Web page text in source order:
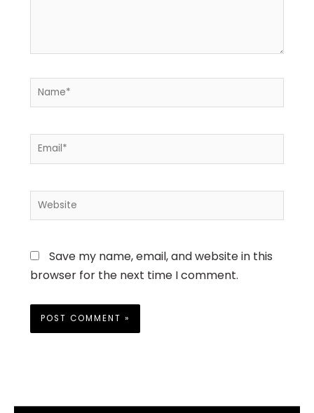
Name*
Email*
Website
Save my name, email, and website in this
browser for the next time I comment.